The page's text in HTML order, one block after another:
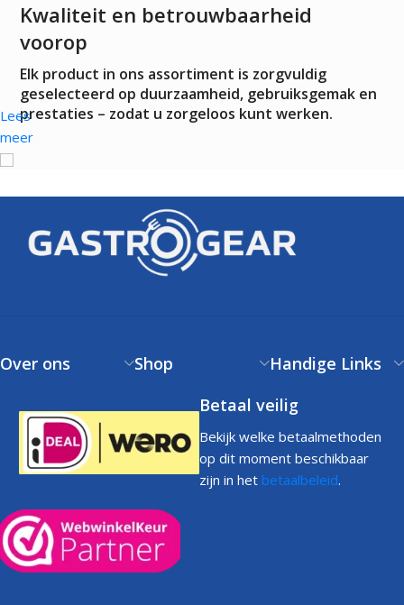
Kwaliteit en betrouwbaarheid
voorop
Elk product in ons assortiment is zorgvuldig
geselecteerd op duurzaamheid, gebruiksgemak en
prestaties – zodat u zorgeloos kunt werken.
Lees
meer
Over ons Shop
Handige Links
Betaal veilig
Bekijk welke betaalmethoden
op dit moment beschikbaar
zijn in het betaalbeleid.